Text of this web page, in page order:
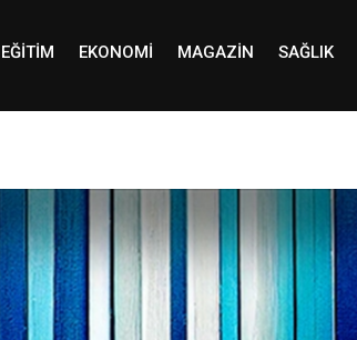
EĞITIM EKONOMI MAGAZIN SAĞLIK